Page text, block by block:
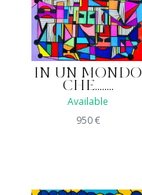
IN UN MONDO
CHE........
Available
950€